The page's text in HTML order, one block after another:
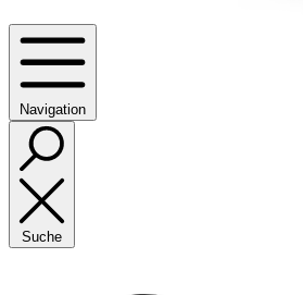
Navigation
Suche